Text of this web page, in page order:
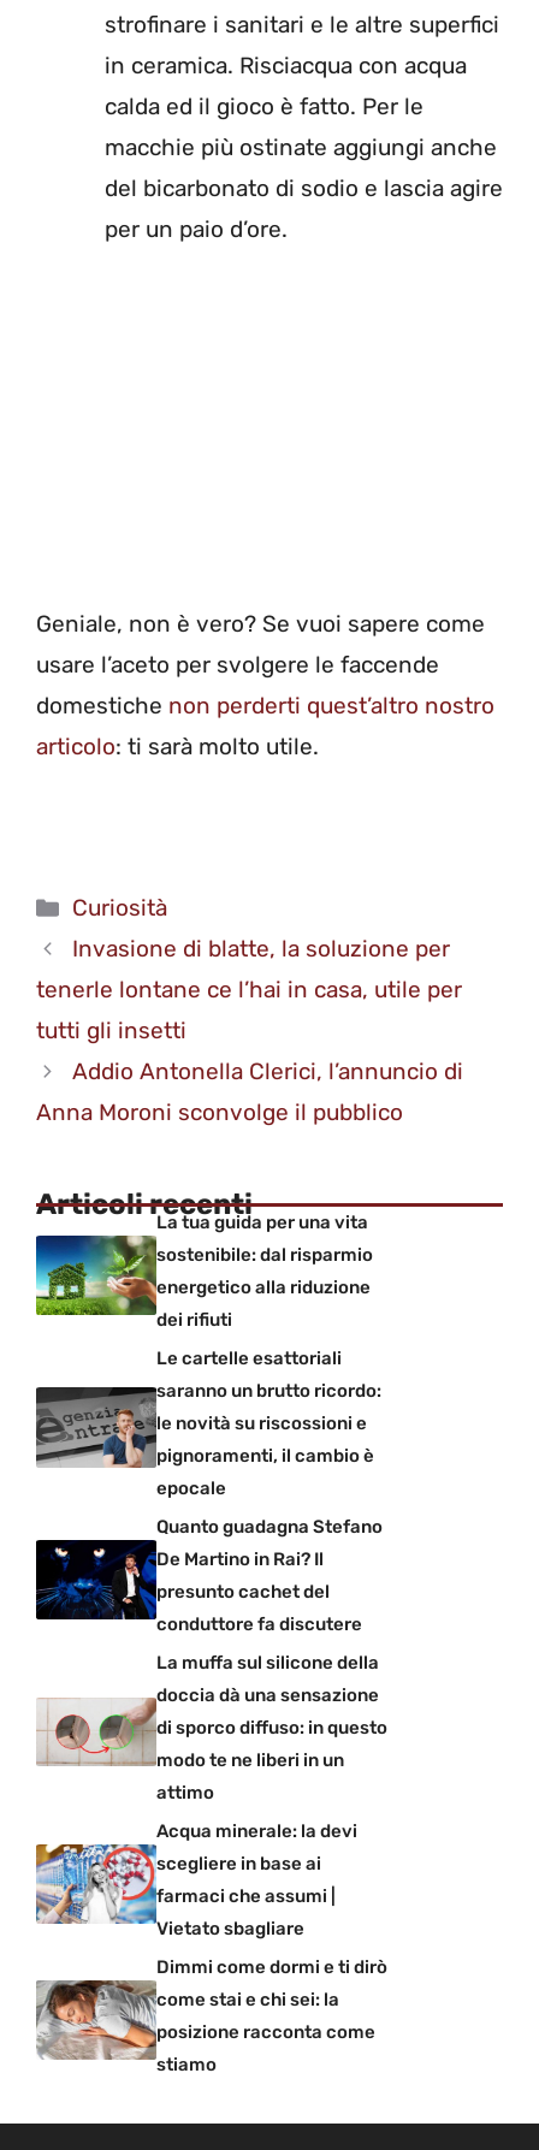
strofinare i sanitari e le altre superfici
in ceramica. Risciacqua con acqua
calda ed il gioco è fatto. Per le
macchie più ostinate aggiungi anche
del bicarbonato di sodio e lascia agire
per un paio d’ore.
Geniale, non è vero? Se vuoi sapere come
usare l’aceto per svolgere le faccende
domestiche non perderti quest’altro nostro
articolo: ti sarà molto utile.
Categorie
Curiosità
Invasione di blatte, la soluzione per
tenerle lontane ce l’hai in casa, utile per
tutti gli insetti
Addio Antonella Clerici, l’annuncio di
Anna Moroni sconvolge il pubblico
Articoli recenti
La tua guida per una vita
sostenibile: dal risparmio
energetico alla riduzione
dei rifiuti
Le cartelle esattoriali
saranno un brutto ricordo:
le novità su riscossioni e
pignoramenti, il cambio è
epocale
Quanto guadagna Stefano
De Martino in Rai? Il
presunto cachet del
conduttore fa discutere
La muffa sul silicone della
doccia dà una sensazione
di sporco diffuso: in questo
modo te ne liberi in un
attimo
Acqua minerale: la devi
scegliere in base ai
farmaci che assumi |
Vietato sbagliare
Dimmi come dormi e ti dirò
come stai e chi sei: la
posizione racconta come
stiamo